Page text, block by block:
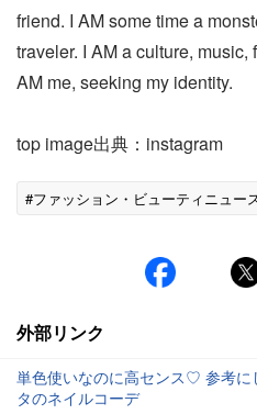
friend. I AM some time a
traveler. I AM a culture,
AM me, seeking my identity.
top image出典：instagram
#ファッション・ビューティニュー
外部リンク
単色使いなのに高センス♡ 参考に
タのネイルコーデ